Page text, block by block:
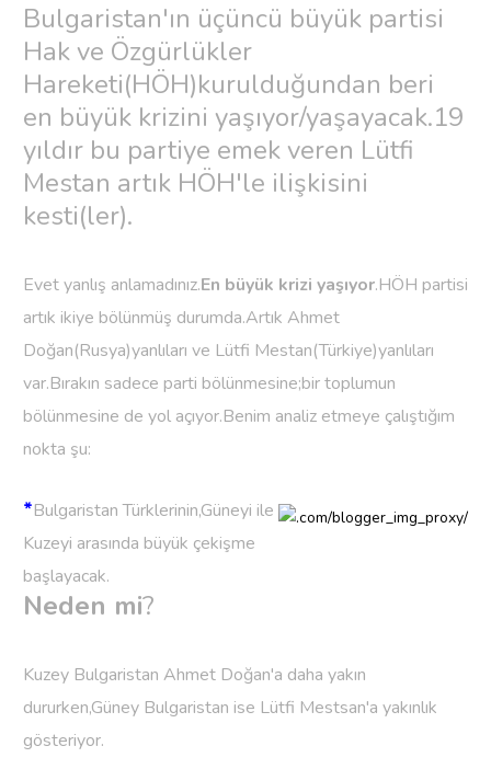
Bulgaristan'ın üçüncü büyük partisi
Hak ve Özgürlükler
Hareketi(HÖH)kurulduğundan beri
en büyük krizini yaşıyor/yaşayacak.19
yıldır bu partiye emek veren Lütfi
Mestan artık HÖH'le ilişkisini
kesti(ler).
Evet yanlış anlamadınız.En büyük krizi yaşıyor.HÖH partisi
artık ikiye bölünmüş durumda.Artık Ahmet
Doğan(Rusya)yanlıları ve Lütfi Mestan(Türkiye)yanlıları
var.Bırakın sadece parti bölünmesine;bir toplumun
bölünmesine de yol açıyor.Benim analiz etmeye çalıştığım
nokta şu:
*Bulgaristan Türklerinin,Güneyi ile
Kuzeyi arasında büyük çekişme
başlayacak.
Neden mi?
Kuzey Bulgaristan Ahmet Doğan'a daha yakın
dururken,Güney Bulgaristan ise Lütfi Mestsan'a yakınlık
gösteriyor.